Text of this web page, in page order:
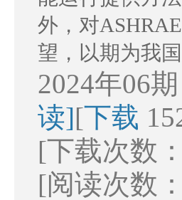
外，对
望，以期为我
2024年06
读][下载
[下载次数：
[阅读次数：